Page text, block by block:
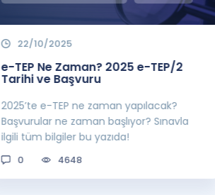
22/10/2025
e-TEP Ne Zaman? 2025 e-TEP/2
Tarihi ve Başvuru
2025’te e-TEP ne zaman yapılacak?
Başvurular ne zaman başlıyor? Sınavla
ilgili tüm bilgiler bu yazıda!
0 4648